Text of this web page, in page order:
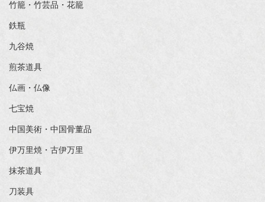
竹籠・竹芸品・花籠
鉄瓶
九谷焼
煎茶道具
仏画・仏像
七宝焼
中国美術・中国骨董品
伊万里焼・古伊万里
抹茶道具
刀装具